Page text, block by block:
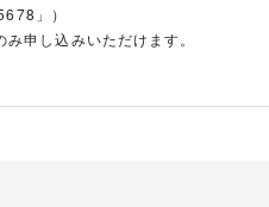
」）
申し込みいただけます。